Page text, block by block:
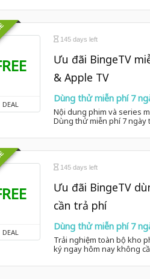
DEAL
145 days left
Ưu đãi BingeTV
& Apple TV
Dùng thử miễn phí 7
Nội dung phim và series
Dùng thử miễn phí 7 ngày
DEAL
145 days left
Ưu đãi BingeTV
cần trả phí
Dùng thử miễn phí 7
Trải nghiệm toàn bộ kho
ký ngay hôm nay không